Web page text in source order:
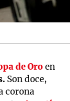
de Oroen
Son doce,
corona